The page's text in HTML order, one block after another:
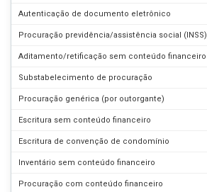
Autenticação de documento eletrônico
Procuração previdência/assistência social (INSS)
Aditamento/retificação sem conteúdo financeiro
Substabelecimento de procuração
Procuração genérica (por outorgante)
Escritura sem conteúdo financeiro
Escritura de convenção de condomínio
Inventário sem conteúdo financeiro
Procuração com conteúdo financeiro